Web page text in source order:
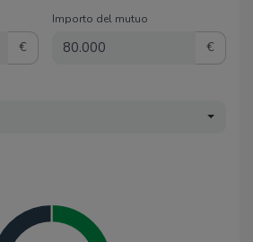
€
Importo del mutuo
€